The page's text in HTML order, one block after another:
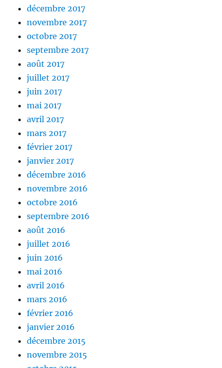
décembre 2017
novembre 2017
octobre 2017
septembre 2017
août 2017
juillet 2017
juin 2017
mai 2017
avril 2017
mars 2017
février 2017
janvier 2017
décembre 2016
novembre 2016
octobre 2016
septembre 2016
août 2016
juillet 2016
juin 2016
mai 2016
avril 2016
mars 2016
février 2016
janvier 2016
décembre 2015
novembre 2015